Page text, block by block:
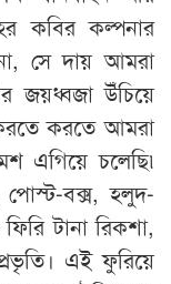
কবির কল্পনার
সে দায় আমরা
জয়ধ্বজা উঁচিয়ে
করতে আমরা
এগিয়ে চলেছি৷
পোস্ট-বক্স, হলুদ-
টানা রিকশা,
এই ফুরিয়ে